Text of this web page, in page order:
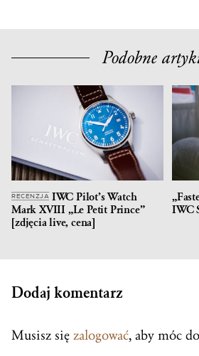
Podobne
RECENZJA IWC Pilot’s Watch
Mark XVIII „Le Petit Prince”
[zdjęcia live, cena]
IWC
Dodaj komentarz
Musisz się zalogować, aby móc